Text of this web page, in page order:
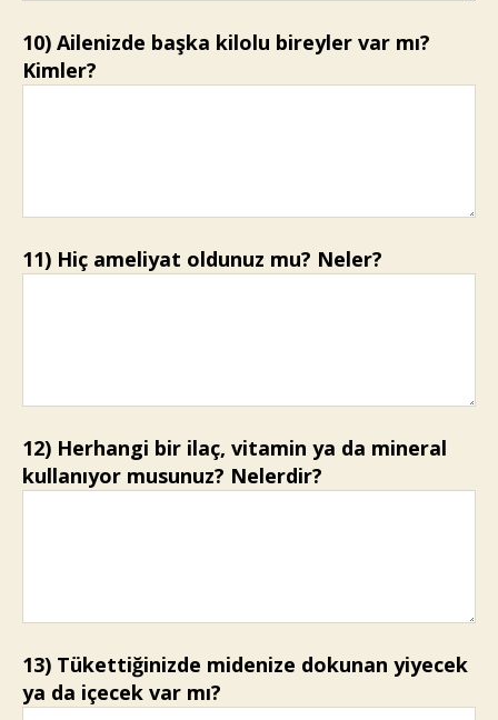
10) Ailenizde başka kilolu bireyler var mı?
Kimler?
11) Hiç ameliyat oldunuz mu? Neler?
12) Herhangi bir ilaç, vitamin ya da mineral
kullanıyor musunuz? Nelerdir?
13) Tükettiğinizde midenize dokunan yiyecek
ya da içecek var mı?